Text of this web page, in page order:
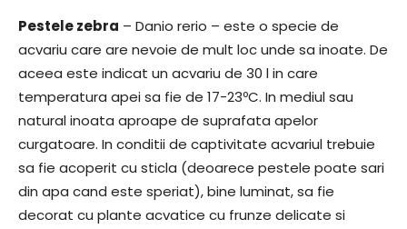
Pestele zebra – Danio rerio – este o specie de
acvariu care are nevoie de mult loc unde sa inoate. De
aceea este indicat un acvariu de 30 l in care
temperatura apei sa fie de 17-23ºC. In mediul sau
natural inoata aproape de suprafata apelor
curgatoare. In conditii de captivitate acvariul trebuie
sa fie acoperit cu sticla (deoarece pestele poate sari
din apa cand este speriat), bine luminat, sa fie
decorat cu plante acvatice cu frunze delicate si